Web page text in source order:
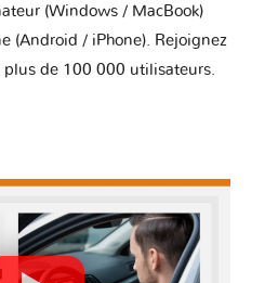
(Windows / MacBook)
(Android / iPhone). Rejoignez
de 100 000 utilisateurs.